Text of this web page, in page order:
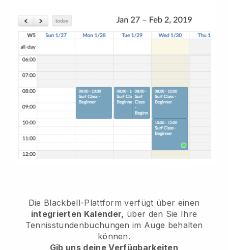
Die Blackbell-Plattform verfügt über einen
integrierten Kalender, über den Sie Ihre
Tennisstundenbuchungen im Auge behalten
können.
Gib uns deine Verfügbarkeiten